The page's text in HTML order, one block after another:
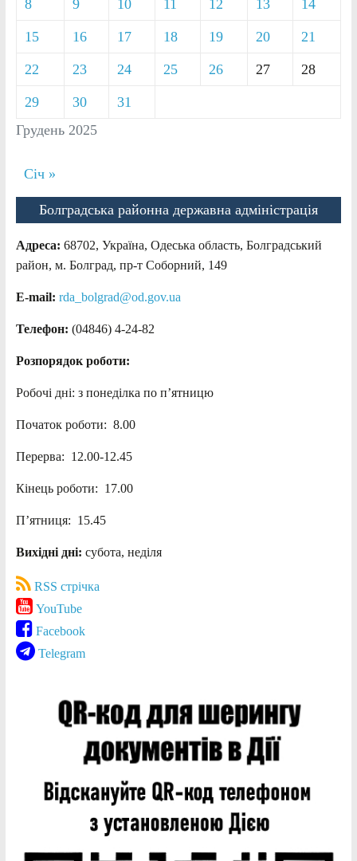
Грудень 2025
8 9 10 11 12 13 14
15 16 17 18 19 20 21
22 23 24 25 26 27 28
29 30 31
Січ »
Болградська районна державна адміністрація
Адреса: 68702, Україна, Одеська область, Болградський
район, м. Болград, пр-т Соборний, 149
E-mail: rda_bolgrad@od.gov.ua
Телефон: (04846) 4-24-82
Розпорядок роботи:
Робочі дні: з понеділка по п’ятницю
Початок роботи: 8.00
Перерва: 12.00-12.45
Кінець роботи: 17.00
П’ятниця: 15.45
Вихідні дні: субота, неділя
RSS стрічка
YouTube
Facebook
Telegram